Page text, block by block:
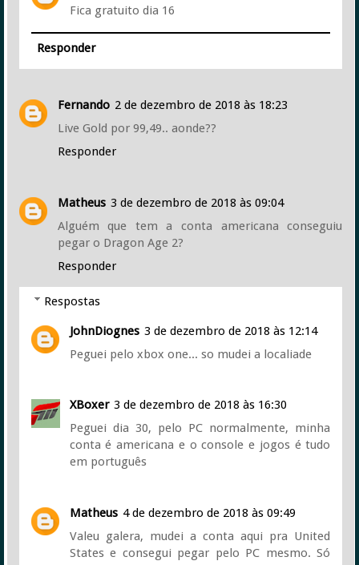
Fica gratuito dia 16
Responder
Fernando 2 de dezembro de 2018 às 18:23
Live Gold por 99,49.. aonde??
Responder
Matheus 3 de dezembro de 2018 às 09:04
Alguém que tem a conta americana conseguiu
pegar o Dragon Age 2?
Responder
Respostas
JohnDiognes 3 de dezembro de 2018 às 12:14
Peguei pelo xbox one... so mudei a localiade
XBoxer 3 de dezembro de 2018 às 16:30
Peguei dia 30, pelo PC normalmente, minha
conta é americana e o console e jogos é tudo
em português
Matheus 4 de dezembro de 2018 às 09:49
Valeu galera, mudei a conta aqui pra United
States e consegui pegar pelo PC mesmo. Só